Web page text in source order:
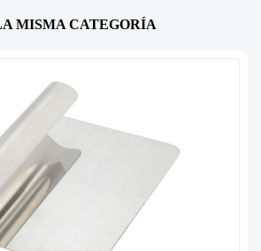
MISMA CATEGORÍA